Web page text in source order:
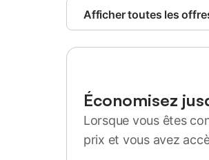
Afficher toutes les
Économisez
Lorsque vous êtes
prix et vous avez